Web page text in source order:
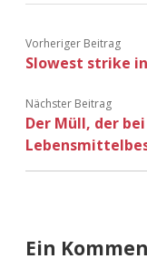
Vorheriger Beitrag
Slowest strike
Nächster Beitrag
Der Müll, der
Ein